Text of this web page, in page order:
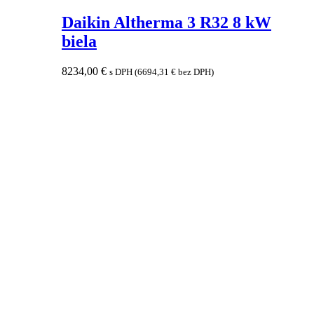
Daikin Altherma 3 R32 8 kW
biela
8234,00 € s DPH (6694,31 € bez DPH)